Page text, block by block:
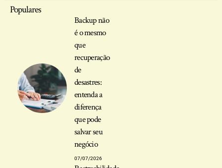
Populares
Backup não
é o mesmo
que
recuperação
de
desastres:
entenda a
diferença
que pode
salvar seu
negócio
07/07/2026